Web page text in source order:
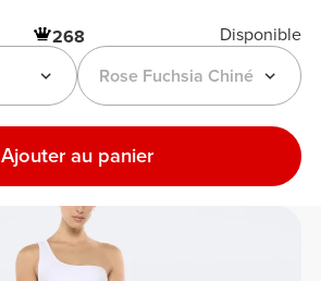
268
Disponible
Rose Fuchsia Chiné
Ajouter au panier